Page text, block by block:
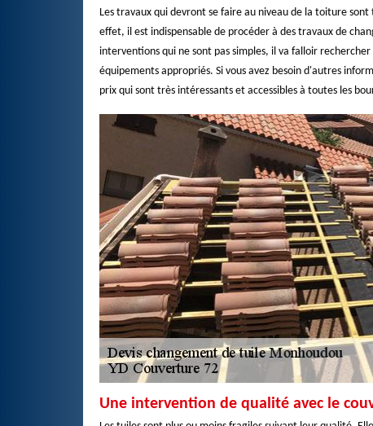
Les travaux qui devront se faire au niveau de la toiture
effet, il est indispensable de procéder à des travaux de
interventions qui ne sont pas simples, il va falloir
équipements appropriés. Si vous avez besoin d'autres
prix qui sont très intéressants et accessibles à toutes les
Une intervention de qualité avec le